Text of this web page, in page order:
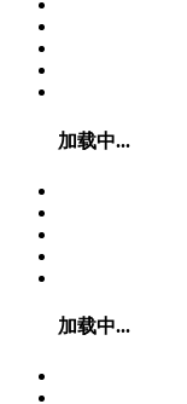
加载中...
加载中...